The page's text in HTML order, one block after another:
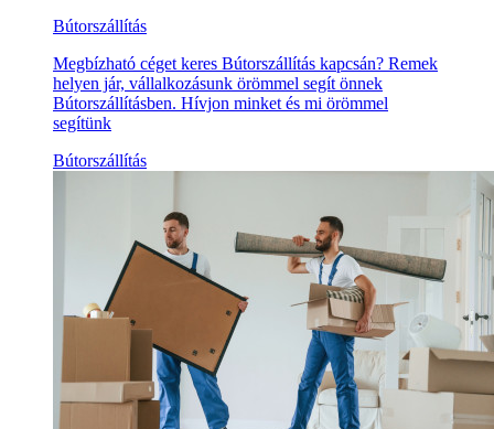
Bútorszállítás
Megbízható céget keres Bútorszállítás kapcsán? Remek
helyen jár, vállalkozásunk örömmel segít önnek
Bútorszállításben. Hívjon minket és mi örömmel
segítünk
Bútorszállítás